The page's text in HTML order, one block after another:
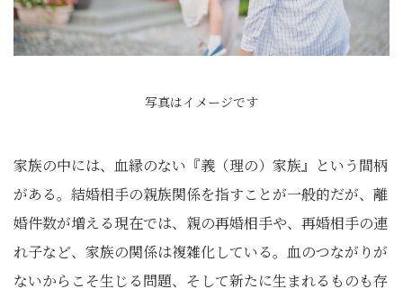
写真はイメージです
家族の中には、血縁のない『義（理の）家族』という間柄
がある。結婚相手の親族関係を指すことが一般的だが、離
婚件数が増える現在では、親の再婚相手や、再婚相手の連
れ子など、家族の関係は複雑化している。血のつながりが
ないからこそ生じる問題、そして新たに生まれるものも存